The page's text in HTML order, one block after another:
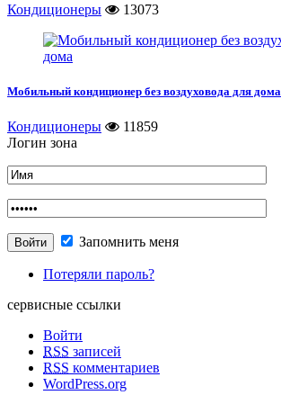
Кондиционеры 13073
Мобильный кондиционер без воздуховода для дома
Кондиционеры
11859
Логин зона
Запомнить меня
Потеряли пароль?
сервисные ссылки
Войти
RSS записей
RSS комментариев
WordPress.org